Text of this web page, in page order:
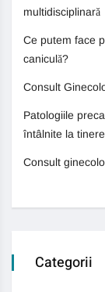
multidisciplinară
Ce putem face
caniculă?
Consult
Patologiile
întâlnite la tinere
Consult
Categorii